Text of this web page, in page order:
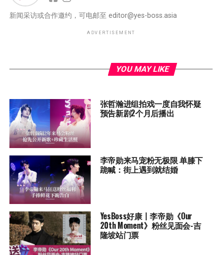
新闻采访或合作邀约，可电邮至 editor@yes-boss.asia
ADVERTISEMENT
YOU MAY LIKE
张哲瀚进组拍戏一度自我怀疑
预告新剧2个月后播出
李帝勋来马宠粉无极限 单膝下
跪喊：街上遇到就结婚
YesBoss好康丨李帝勋《Our
20th Moment》粉丝见面会-吉
隆坡站门票